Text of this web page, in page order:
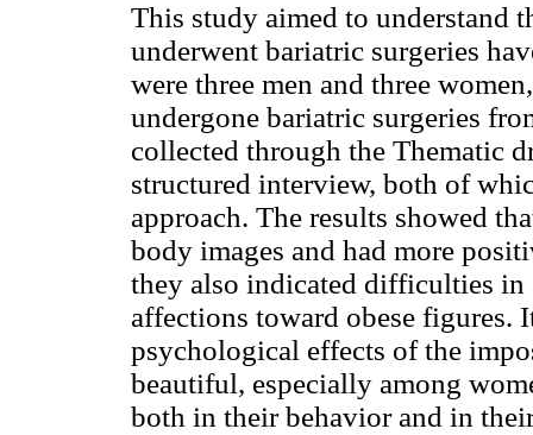
This study aimed to understand
underwent bariatric surgeries
were three men and three
undergone bariatric surgeries
collected through the Thematic
structured interview, both of
approach. The results showed
body images and had more
they also indicated difficulties in
affections toward obese figures.
psychological effects of the
beautiful, especially among
both in their behavior and in